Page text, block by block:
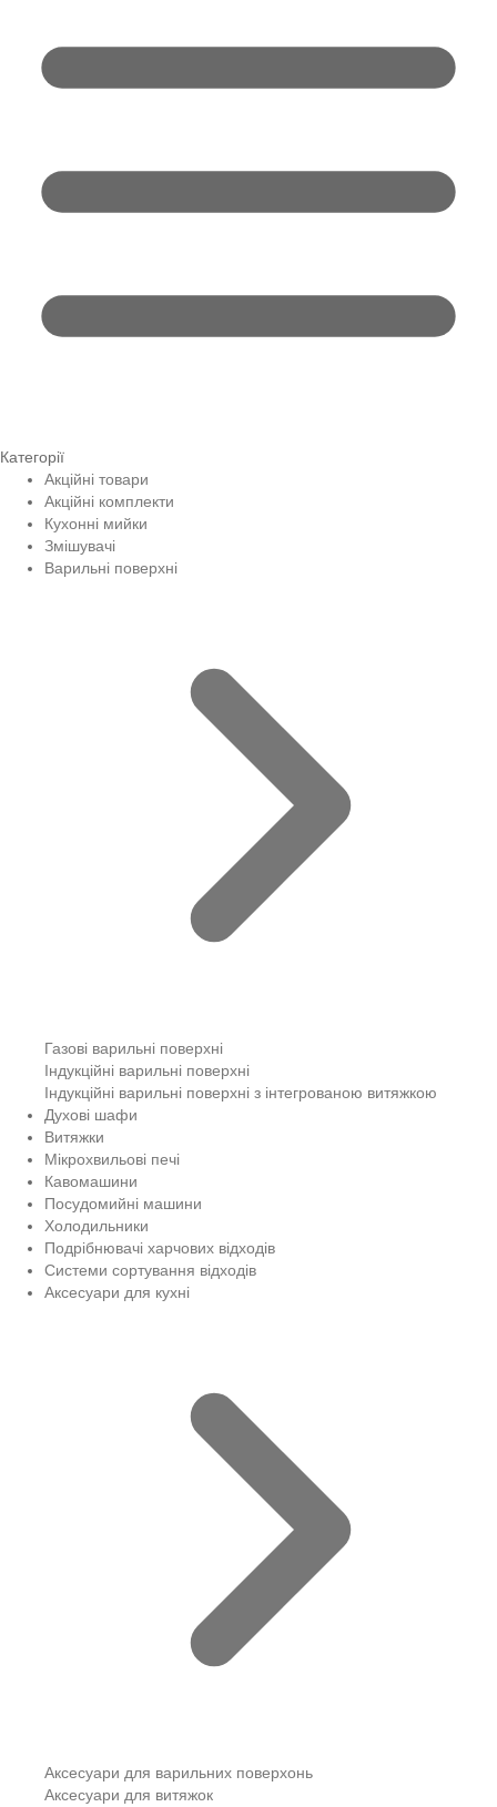
Категорії
Акційні товари
Акційні комплекти
Кухонні мийки
Змішувачі
Варильні поверхні
Газові варильні поверхні
Індукційні варильні поверхні
Індукційні варильні поверхні з інтегрованою витяжкою
Духові шафи
Витяжки
Мікрохвильові печі
Кавомашини
Посудомийні машини
Холодильники
Подрібнювачі харчових відходів
Системи сортування відходів
Аксесуари для кухні
Аксесуари для варильних поверхонь
Аксесуари для витяжок